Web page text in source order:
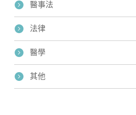
醫事法
法律
醫學
其他